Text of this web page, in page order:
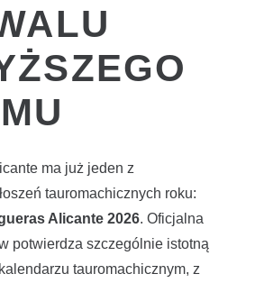
ma już jeden z
tauromachicznych roku:
Alicante 2026. Oficjalna
potwierdza szczególnie istotną
tauromachicznym, z